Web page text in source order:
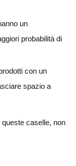
un
probabilità di
con un
spazio a
caselle, non